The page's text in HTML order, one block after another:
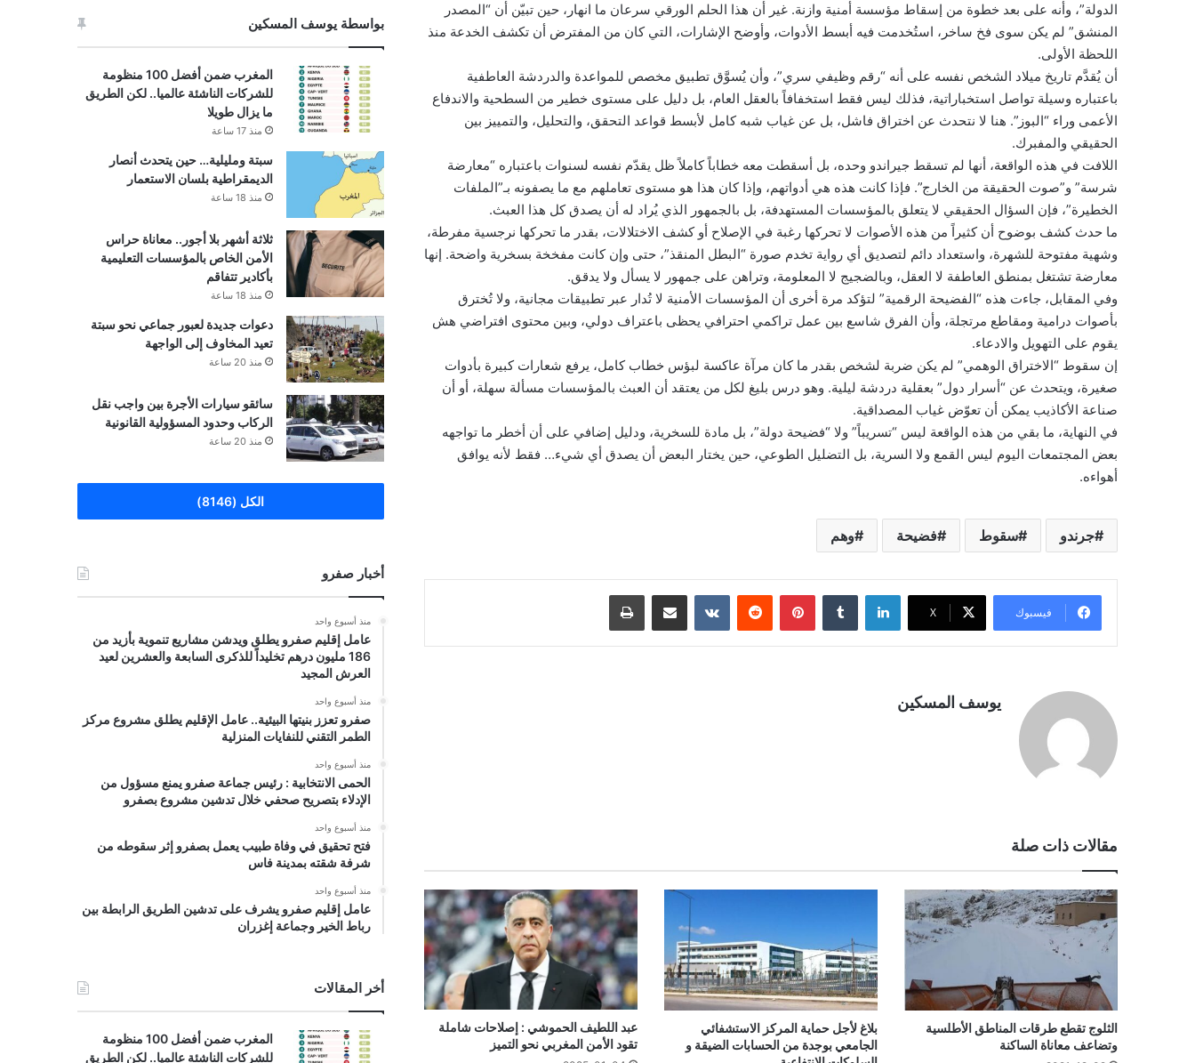
الدولة”، وأنه على بعد خطوة من إسقاط مؤسسة أمنية وازنة. غير أن هذا الحلم الورقي سرعان ما انهار، حين تبيّن أن “المصدر
المنشق” لم يكن سوى فخ ساخر، استُخدمت فيه أبسط الأدوات، وأوضح الإشارات، التي كان من المفترض أن تكشف الخدعة منذ
اللحظة الأولى.
أن يُقدَّم تاريخ ميلاد الشخص نفسه على أنه “رقم وظيفي سري”، وأن يُسوَّق تطبيق مخصص للمواعدة والدردشة العاطفية
باعتباره وسيلة تواصل استخباراتية، فذلك ليس فقط استخفافاً بالعقل العام، بل دليل على مستوى خطير من السطحية والاندفاع
الأعمى وراء “البوز”. هنا لا نتحدث عن اختراق فاشل، بل عن غياب شبه كامل لأبسط قواعد التحقق، والتحليل، والتمييز بين
الحقيقي والمفبرك.
اللافت في هذه الواقعة، أنها لم تسقط جيراندو وحده، بل أسقطت معه خطاباً كاملاً ظل يقدّم نفسه لسنوات باعتباره “معارضة
شرسة” و”صوت الحقيقة من الخارج”. فإذا كانت هذه هي أدواتهم، وإذا كان هذا هو مستوى تعاملهم مع ما يصفونه بـ”الملفات
الخطيرة”، فإن السؤال الحقيقي لا يتعلق بالمؤسسات المستهدفة، بل بالجمهور الذي يُراد له أن يصدق كل هذا العبث.
ما حدث كشف بوضوح أن كثيراً من هذه الأصوات لا تحركها رغبة في الإصلاح أو كشف الاختلالات، بقدر ما تحركها نرجسية مفرطة،
وشهية مفتوحة للشهرة، واستعداد دائم لتصديق أي رواية تخدم صورة “البطل المنقذ”، حتى وإن كانت مفخخة بسخرية واضحة. إنها
معارضة تشتغل بمنطق العاطفة لا العقل، وبالضجيج لا المعلومة، وتراهن على جمهور لا يسأل ولا يدقق.
وفي المقابل، جاءت هذه “الفضيحة الرقمية” لتؤكد مرة أخرى أن المؤسسات الأمنية لا تُدار عبر تطبيقات مجانية، ولا تُخترق
بأصوات درامية ومقاطع مرتجلة، وأن الفرق شاسع بين عمل تراكمي احترافي يحظى باعتراف دولي، وبين محتوى افتراضي هش
يقوم على التهويل والادعاء.
إن سقوط “الاختراق الوهمي” لم يكن ضربة لشخص بقدر ما كان مرآة عاكسة لبؤس خطاب كامل، يرفع شعارات كبيرة بأدوات
صغيرة، ويتحدث عن “أسرار دول” بعقلية دردشة ليلية. وهو درس بليغ لكل من يعتقد أن العبث بالمؤسسات مسألة سهلة، أو أن
صناعة الأكاذيب يمكن أن تعوّض غياب المصداقية.
في النهاية، ما بقي من هذه الواقعة ليس “تسريباً” ولا “فضيحة دولة”، بل مادة للسخرية، ودليل إضافي على أن أخطر ما تواجهه
بعض المجتمعات اليوم ليس القمع ولا السرية، بل التضليل الطوعي، حين يختار البعض أن يصدق أي شيء… فقط لأنه يوافق
أهواءه.
جرندو سقوط فضيحة وهم
فيسبوك ‫X
لينكدإن بينتيريست مشاركة عبر البريد طباعة
يوسف المسكين
مقالات ذات صلة
الثلوج تقطع طرقات المناطق الأطلسية
وتضاعف معاناة الساكنة
بلاغ لأجل حماية المركز الاستشفائي
الجامعي بوجدة من الحسابات الضيقة و
عبد اللطيف الحموشي : إصلاحات شاملة
تقود الأمن المغربي نحو التميز
بواسطة يوسف المسكين
المغرب ضمن أفضل 100 منظومة
للشركات الناشئة عالميا.. لكن الطريق
ما يزال طويلا
منذ 17 ساعة
سبتة ومليلية… حين يتحدث أنصار
الديمقراطية بلسان الاستعمار
منذ 18 ساعة
ثلاثة أشهر بلا أجور.. معاناة حراس
الأمن الخاص بالمؤسسات التعليمية
بأكادير تتفاقم
منذ 18 ساعة
دعوات جديدة لعبور جماعي نحو سبتة
تعيد المخاوف إلى الواجهة
منذ 20 ساعة
سائقو سيارات الأجرة بين واجب نقل
الركاب وحدود المسؤولية القانونية
منذ 20 ساعة
الكل (8146)
أخبار صفرو
منذ أسبوع واحد
عامل إقليم صفرو يطلق ويدشن مشاريع تنموية بأزيد من
186 مليون درهم تخليداً للذكرى السابعة والعشرين لعيد
العرش المجيد
منذ أسبوع واحد
صفرو تعزز بنيتها البيئية.. عامل الإقليم يطلق مشروع مركز
الطمر التقني للنفايات المنزلية
منذ أسبوع واحد
الحمى الانتخابية : رئيس جماعة صفرو يمنع مسؤول من
الإدلاء بتصريح صحفي خلال تدشين مشروع بصفرو
منذ أسبوع واحد
فتح تحقيق في وفاة طبيب يعمل بصفرو إثر سقوطه من
شرفة شقته بمدينة فاس
منذ أسبوع واحد
عامل إقليم صفرو يشرف على تدشين الطريق الرابطة بين
رباط الخير وجماعة إغزران
أخر المقالات
المغرب ضمن أفضل 100 منظومة
للشركات الناشئة عالميا.. لكن الطريق